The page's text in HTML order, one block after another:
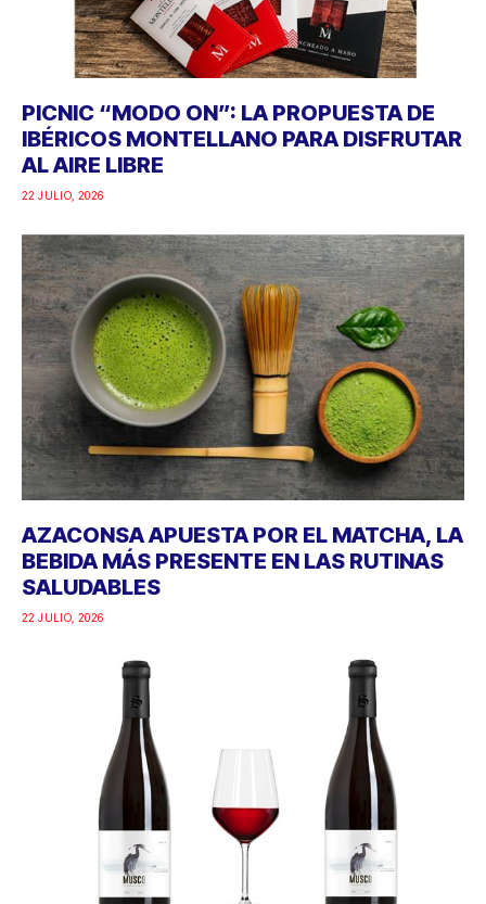
PICNIC “MODO ON”: LA PROPUESTA DE
IBÉRICOS MONTELLANO PARA DISFRUTAR
AL AIRE LIBRE
22 JULIO, 2026
AZACONSA APUESTA POR EL MATCHA, LA
BEBIDA MÁS PRESENTE EN LAS RUTINAS
SALUDABLES
22 JULIO, 2026